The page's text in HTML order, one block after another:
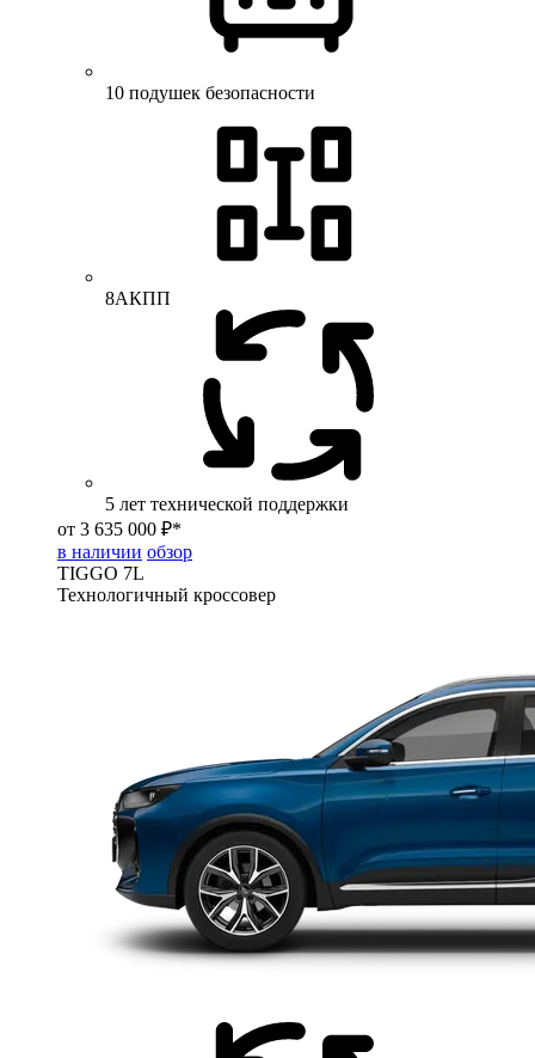
10 подушек безопасности
8АКПП
5 лет технической поддержки
от 3 635 000 ₽*
в наличии обзор
TIGGO 7L
Технологичный кроссовер